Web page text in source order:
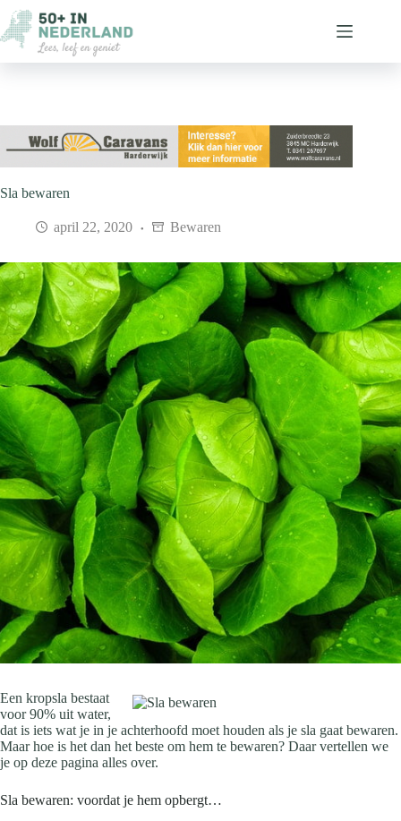
naar
de
inhoud
Sla bewaren
april 22, 2020 Bewaren
Een kropsla bestaat
voor 90% uit water,
dat is iets wat je in je achterhoofd moet houden als je sla gaat bewaren.
Maar hoe is het dan het beste om hem te bewaren? Daar vertellen we
je op deze pagina alles over.
Sla bewaren: voordat je hem opbergt…